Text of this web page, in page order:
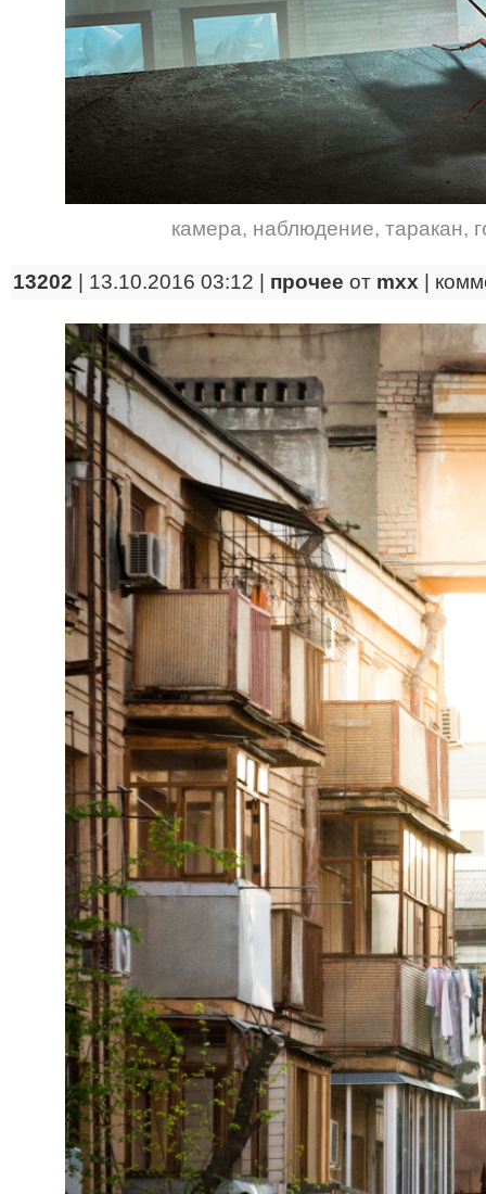
камера, наблюдение, таракан,
13202 | 13.10.2016 03:12 | прочее от mxx